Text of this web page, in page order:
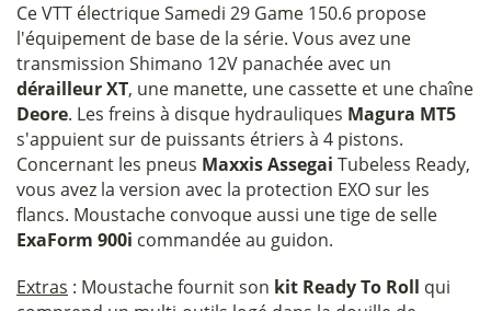
Ce VTT électrique Samedi 29 Game 150.6 propose
l'équipement de base de la série. Vous avez une
transmission Shimano 12V panachée avec un
dérailleur XT, une manette, une cassette et une chaîne
Deore. Les freins à disque hydrauliques Magura MT5
s'appuient sur de puissants étriers à 4 pistons.
Concernant les pneus Maxxis Assegai Tubeless Ready,
vous avez la version avec la protection EXO sur les
flancs. Moustache convoque aussi une tige de selle
ExaForm 900i commandée au guidon.
Extras : Moustache fournit son kit Ready To Roll qui